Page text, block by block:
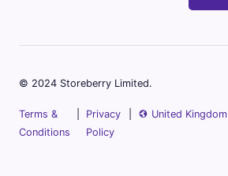
© 2024 Storeberry Limited.
Terms &
Conditions
Privacy
Policy
United Kingdom